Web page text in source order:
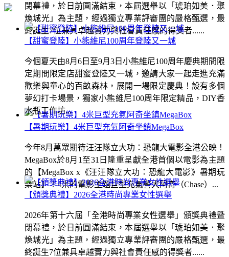
閉幕禮，於日前圓滿結束，本屆選舉以「琥珀如美．聚
煥城光」為主題，經過獨立專業評審團的嚴格甄選，最
終誕生7位兼具卓越實力與社會責任感的得獎者......
【暑期玩樂】4米巨型充氣阿奇坐鎮MegaBox
今年8月萬眾期待汪汪隊立大功：恐龍大電影全港公映！
MegaBox於8月1至31日隆重呈獻全港首個以電影為主題
的【MegaBox x《汪汪隊立大功：恐龍大電影》暑期玩
樂站】！4米的電影主題巨型充氣警犬阿奇（Chase）...
【甜蜜登陸】小熊維尼100周年登陸又一城
今個夏天由8月6日至9月3日小熊維尼100周年慶典期間限
定期間限定店甜蜜登陸又一城，邀請大家一起走進充滿
歡樂與童心的百畝森林，展開一場限定慶典！設有多個
夢幻打卡場景，獨家小熊維尼100周年限定精品，DIY香
水瓶工作坊...
【頒獎典禮】2026全港時尚專業女性選舉
2026年第十六屆「全港時尚專業女性選舉」頒獎典禮暨
閉幕禮，於日前圓滿結束，本屆選舉以「琥珀如美．聚
煥城光」為主題，經過獨立專業評審團的嚴格甄選，最
終誕生7位兼具卓越實力與社會責任感的得獎者......